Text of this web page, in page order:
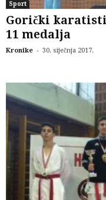
Sport
Gorički
11 medalja
Kronike - 30. siječnja 2017.